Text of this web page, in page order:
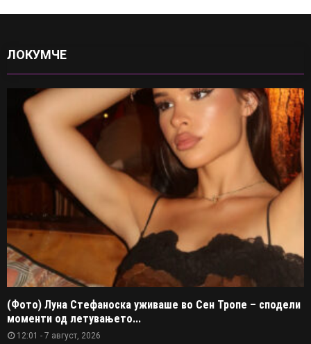
ЛОКУМЧЕ
(Фото) Луна Стефаноска уживаше во Сен Тропе – сподели
моменти од летувањето...
12:01 - 7 август, 2026